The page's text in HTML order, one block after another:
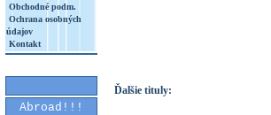
Obchodné podm.
Ochrana osobných
údajov
Kontakt
Abroad!!!
Ďalšie tituly: